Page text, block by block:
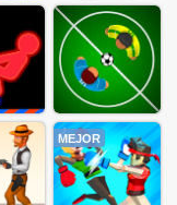
MEJOR